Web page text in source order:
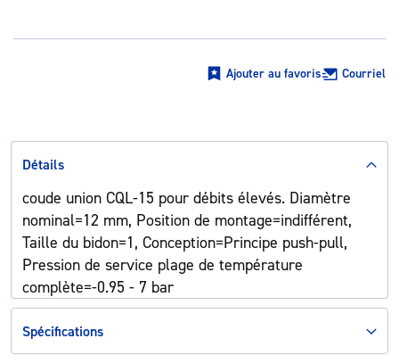
Ajouter au favoris Courriel
Détails
coude union CQL-15 pour débits élevés. Diamètre
nominal=12 mm, Position de montage=indifférent,
Taille du bidon=1, Conception=Principe push-pull,
Pression de service plage de température
complète=-0.95 - 7 bar
Spécifications